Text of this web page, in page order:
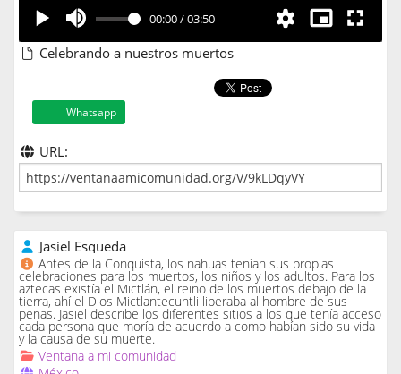
00:00/03:50
Celebrando a nuestros muertos
Whatsapp
URL:
Jasiel Esqueda
Antes de la Conquista, los nahuas tenían sus propias
celebraciones para los muertos, los niños y los adultos. Para los
aztecas existía el Mictlán, el reino de los muertos debajo de la
tierra, ahí el Dios Mictlantecuhtli liberaba al hombre de sus
penas. Jasiel describe los diferentes sitios a los que tenía acceso
cada persona que moría de acuerdo a como habían sido su vida
y la causa de su muerte.
Ventana a mi comunidad